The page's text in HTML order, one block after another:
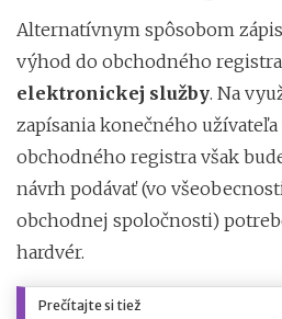
Alternatívnym spôsobom
výhod do obchodného
elektronickej služby. Na
zapísania konečného
obchodného registra však
návrh podávať (vo
obchodnej spoločnosti)
hardvér.
Prečítajte si tiež